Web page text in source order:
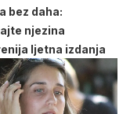
bez daha:
njezina
ljetna izdanja